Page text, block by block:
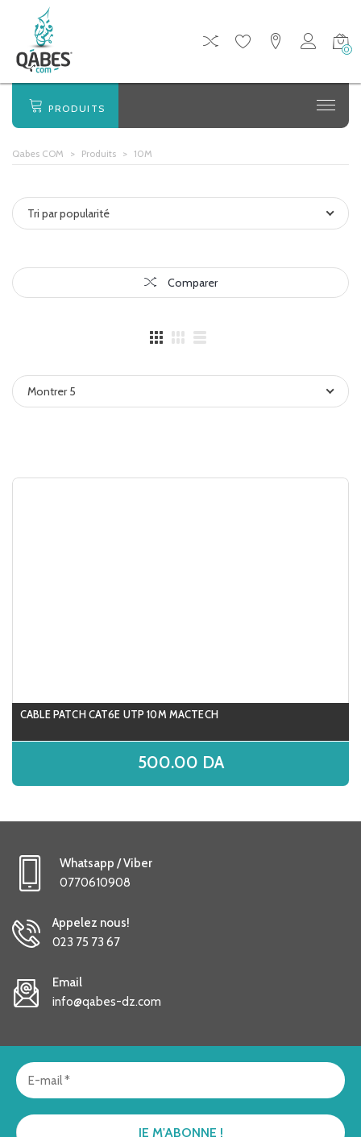
0
PRODUITS
Qabes COM > Produits > 10M
Tri par popularité
Comparer
Montrer 5
CABLE PATCH CAT6E UTP 10M MACTECH
500.00 DA
Whatsapp / Viber
0770610908
Appelez nous!
023 75 73 67
Email
info@qabes-dz.com